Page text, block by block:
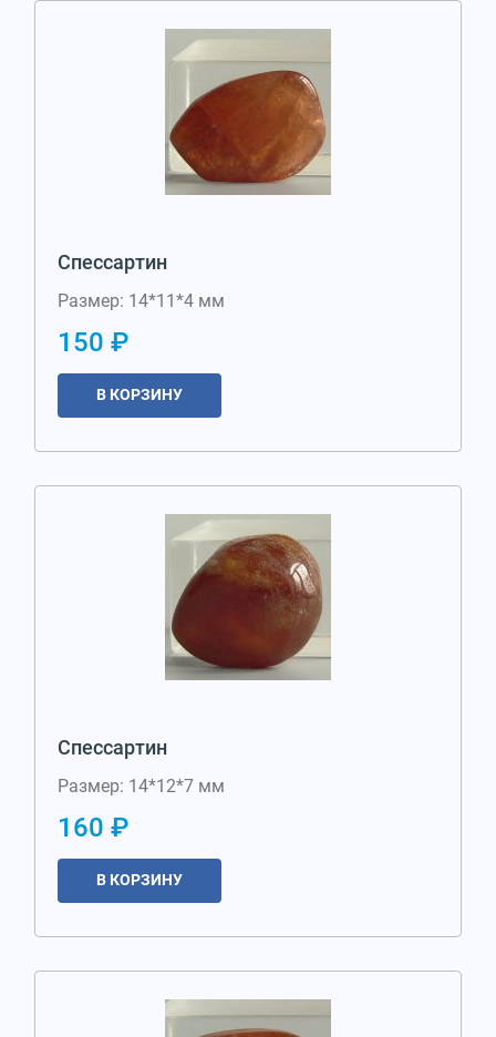
Спессартин
Размер: 14*11*4 мм
150 ₽
В КОРЗИНУ
Спессартин
Размер: 14*12*7 мм
160 ₽
В КОРЗИНУ